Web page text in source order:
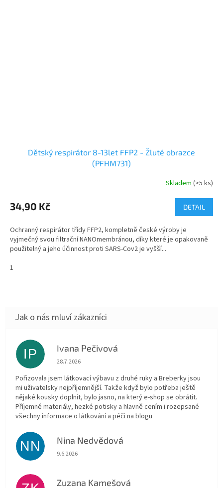
Dětský respirátor 8-13let FFP2 - Žluté obrazce
(PFHM731)
Skladem (>5 ks)
34,90 Kč DETAIL
Ochranný respirátor třídy FFP2, kompletně české výroby je
vyjmečný svou filtrační NANOmembránou, díky které je opakovaně
použitelný a jeho účinnost proti SARS-Cov2 je vyšší...
1
IP Ivana Pečivová
Hodnocení obchodu je 5 z 5 hvězdiček.
28.7.2026
Pořizovala jsem látkovací výbavu z druhé ruky a Breberky jsou
mi uživatelsky nejpříjemnější. Takže když bylo potřeba ještě
nějaké kousky doplnit, bylo jasno, na který e-shop se obrátit.
Příjemné materiály, hezké potisky a hlavně cením i rozepsané
všechny informace o látkování a péči na blogu
NN Nina Nedvědová
Hodnocení obchodu je 5 z 5 hvězdiček.
9.6.2026
Zuzana Kamešová